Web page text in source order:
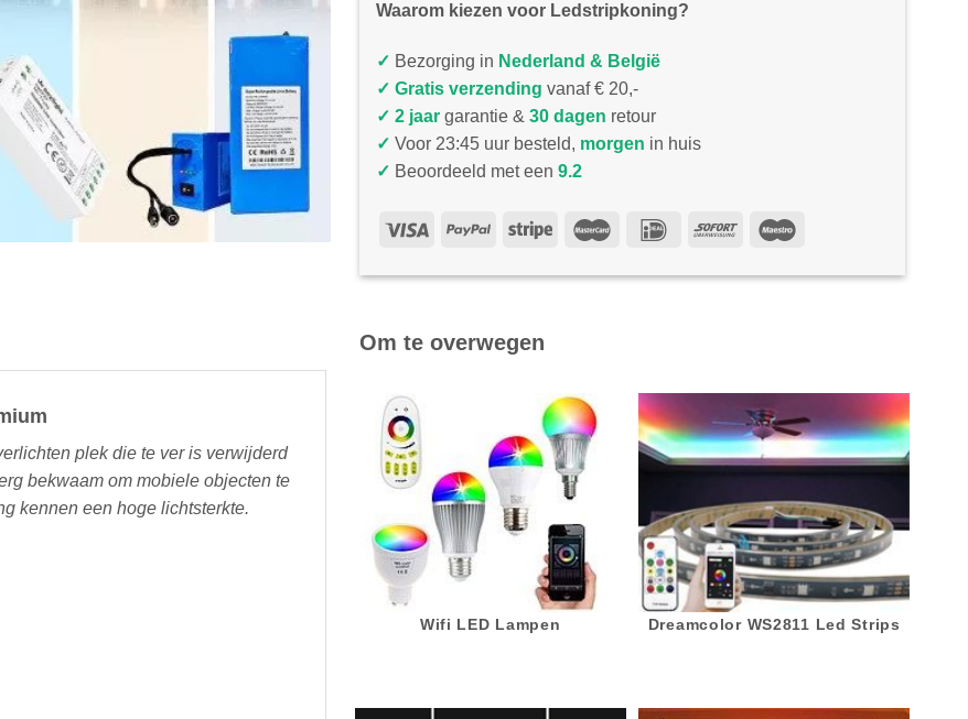
Waarom kiezen voor Ledstripkoning?
✓ Bezorging in Nederland & België
✓ Gratis verzending vanaf € 20,-
✓ 2 jaar garantie & 30 dagen retour
✓ Voor 23:45 uur besteld, morgen in huis
✓ Beoordeeld met een 9.2
plek die te ver is verwijderd
bekwaam om mobiele objecten te
kennen een hoge lichtsterkte.
Om te overwegen
Wifi LED Lampen Dreamcolor WS2811 Led Strips